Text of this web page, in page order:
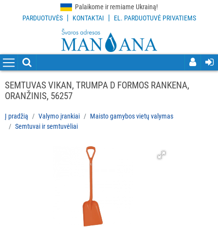
Palaikome ir remiame Ukrainą!
PARDUOTUVĖS | KONTAKTAI | EL. PARDUOTUVĖ PRIVATIEMS
VALYMO
PRIEMONĖS
VALYMO
Visi
SEMTUVAS VIKAN, TRUMPA D FORMOS RANKENA,
ORANŽINIS, 56257
Į pradžią Valymo įrankiai
Maisto gamybos vietų valymas
Semtuvai ir semtuvėliai